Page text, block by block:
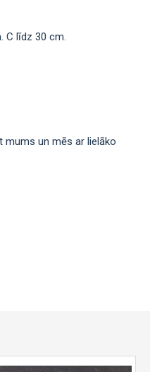
С līdz 30 сm.
mums un mēs ar lielāko